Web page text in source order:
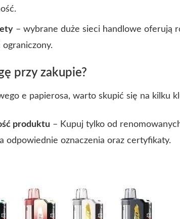
– wybrane duże sieci handlowe oferują
przy zakupie?
e papierosa, warto skupić się na kilku
produktu – Kupuj tylko od
odpowiednie oznaczenia oraz certyfikaty.